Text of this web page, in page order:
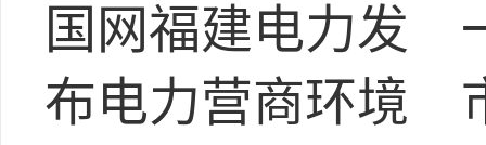
国网福建电力发
布电力营商环境